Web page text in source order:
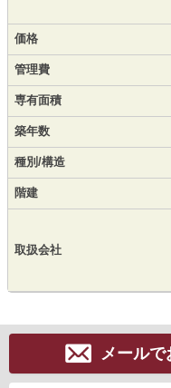
価格
管理費
専有面積
築年数
種別/構造
階建
取扱会社
メールで